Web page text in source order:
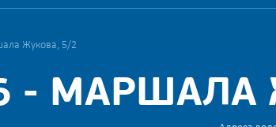
Жукова, 5/2
- МАРШАЛА